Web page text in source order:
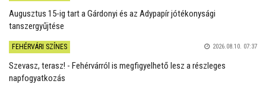
Augusztus 15-ig tart a Gárdonyi és az Adypapír jótékonysági
tanszergyűjtése
FEHÉRVÁRI SZÍNES 2026.08.10. 07:37
Szevasz, terasz! - Fehérvárról is megfigyelhető lesz a részleges
napfogyatkozás